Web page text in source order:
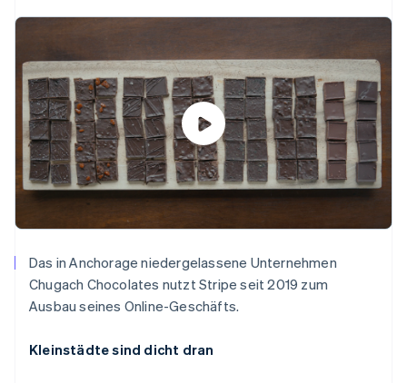
Das in Anchorage niedergelassene Unternehmen
Chugach Chocolates nutzt Stripe seit 2019 zum
Ausbau seines Online-Geschäfts.
Kleinstädte sind dicht dran